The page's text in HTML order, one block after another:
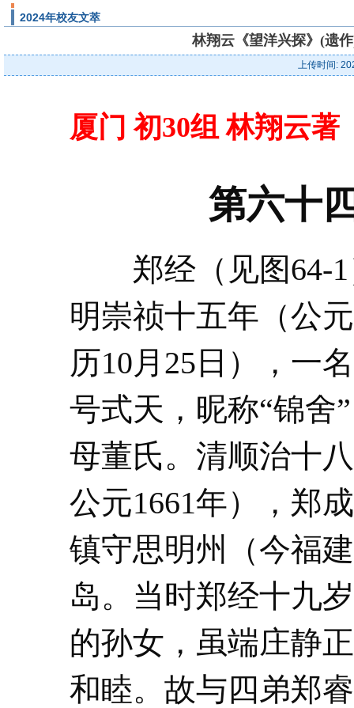
2024年校友文萃
林翔云《望洋兴探》(遗
上传时间:
厦门 初30组 林翔云著
第六十
郑经（见图64-1
明崇祯十五年（公
历10月25日），一
号式天，昵称“锦舍
母董氏。清顺治十
公元1661年），郑
镇守思明州（今福
岛。当时郑经十九
的孙女，虽端庄静
和睦。故与四弟郑